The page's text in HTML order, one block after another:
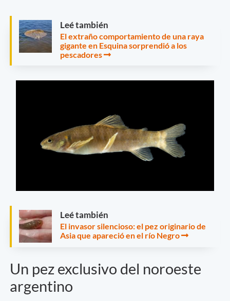
Leé también
El extraño comportamiento de una raya
gigante en Esquina sorprendió a los
pescadores
Leé también
El invasor silencioso: el pez originario de
Asia que apareció en el río Negro
Un pez exclusivo del noroeste
argentino